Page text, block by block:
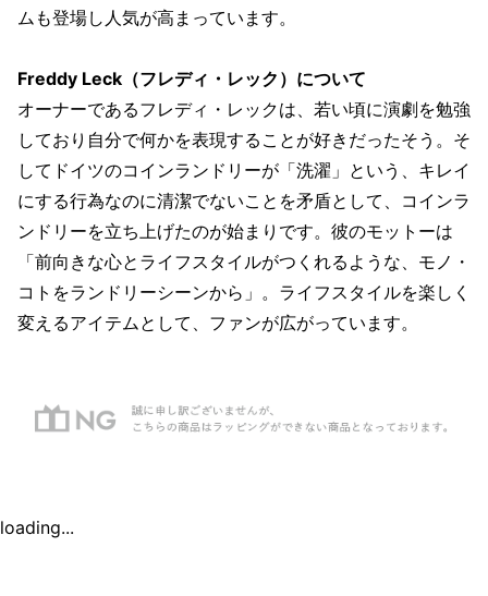
ムも登場し人気が高まっています。
Freddy Leck（フレディ・レック）について
オーナーであるフレディ・レックは、若い頃に演劇を勉強
しており自分で何かを表現することが好きだったそう。そ
してドイツのコインランドリーが「洗濯」という、キレイ
にする行為なのに清潔でないことを矛盾として、コインラ
ンドリーを立ち上げたのが始まりです。彼のモットーは
「前向きな心とライフスタイルがつくれるような、モノ・
コトをランドリーシーンから」。ライフスタイルを楽しく
変えるアイテムとして、ファンが広がっています。
loading...